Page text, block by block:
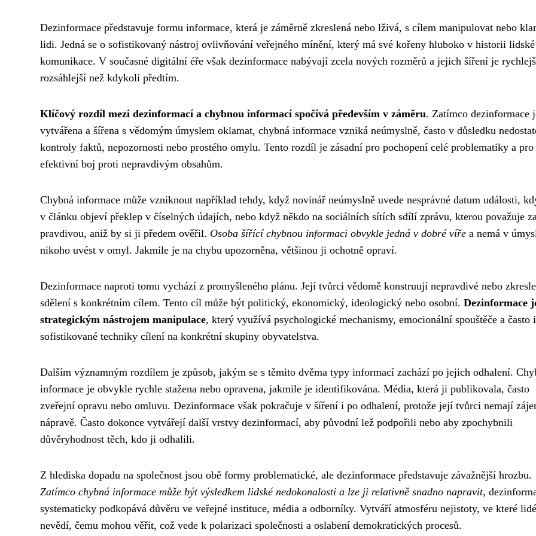
Dezinformace představuje formu informace, která je záměrně zkreslená nebo lživá, s cílem manipulovat nebo
lidi. Jedná se o sofistikovaný nástroj ovlivňování veřejného mínění, který má své kořeny hluboko v historii lidské
komunikace. V současné digitální éře však dezinformace nabývají zcela nových rozměrů a jejich šíření je
rozsáhlejší než kdykoli předtím.
Klíčový rozdíl mezi dezinformací a chybnou informací spočívá především v záměru. Zatímco dezinformace
vytvářena a šířena s vědomým úmyslem oklamat, chybná informace vzniká neúmyslně, často v důsledku
kontroly faktů, nepozornosti nebo prostého omylu. Tento rozdíl je zásadní pro pochopení celé problematiky a pro
efektivní boj proti nepravdivým obsahům.
Chybná informace může vzniknout například tehdy, když novinář neúmyslně uvede nesprávné datum události,
v článku objeví překlep v číselných údajích, nebo když někdo na sociálních sítích sdílí zprávu, kterou považuje
pravdivou, aniž by si ji předem ověřil. Osoba šířící chybnou informaci obvykle jedná v dobré víře a nemá v
nikoho uvést v omyl. Jakmile je na chybu upozorněna, většinou ji ochotně opraví.
Dezinformace naproti tomu vychází z promyšleného plánu. Její tvůrci vědomě konstruují nepravdivé nebo
sdělení s konkrétním cílem. Tento cíl může být politický, ekonomický, ideologický nebo osobní. Dezinformace
strategickým nástrojem manipulace, který využívá psychologické mechanismy, emocionální spouštěče a často i
sofistikované techniky cílení na konkrétní skupiny obyvatelstva.
Dalším významným rozdílem je způsob, jakým se s těmito dvěma typy informací zachází po jejich odhalení.
informace je obvykle rychle stažena nebo opravena, jakmile je identifikována. Média, která ji publikovala, často
zveřejní opravu nebo omluvu. Dezinformace však pokračuje v šíření i po odhalení, protože její tvůrci nemají
nápravě. Často dokonce vytvářejí další vrstvy dezinformací, aby původní lež podpořili nebo aby zpochybnili
důvěryhodnost těch, kdo ji odhalili.
Z hlediska dopadu na společnost jsou obě formy problematické, ale dezinformace představuje závažnější hrozbu.
Zatímco chybná informace může být výsledkem lidské nedokonalosti a lze ji relativně snadno napravit,
systematicky podkopává důvěru ve veřejné instituce, média a odborníky. Vytváří atmosféru nejistoty, ve které lidé
nevědí, čemu mohou věřit, což vede k polarizaci společnosti a oslabení demokratických procesů.